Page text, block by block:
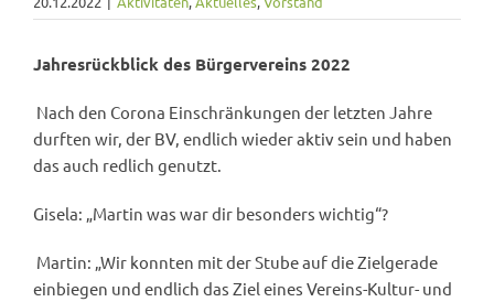
Jahresrückblick des Bürgervereins 2022
Nach den Corona Einschränkungen der letzten Jahre
durften wir, der BV, endlich wieder aktiv sein und haben
das auch redlich genutzt.
Gisela: „Martin was war dir besonders wichtig“?
Martin: „Wir konnten mit der Stube auf die Zielgerade
einbiegen und endlich das Ziel eines Vereins-Kultur- und